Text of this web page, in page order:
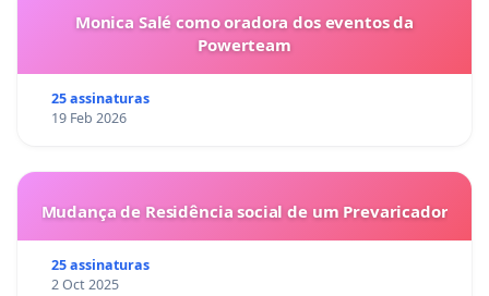
Monica Salé como oradora dos eventos da
Powerteam
25 assinaturas
19 Feb 2026
Mudança de Residência social de um Prevaricador
25 assinaturas
2 Oct 2025